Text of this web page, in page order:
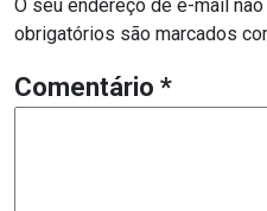
O seu endereço de e-mail
obrigatórios são marcados
Comentário *